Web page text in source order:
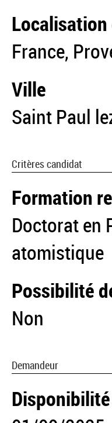
Localisation
France,
Ville
Saint Paul
Critères candidat
Formation
Doctorat en
atomistique
Possibilité
Non
Demandeur